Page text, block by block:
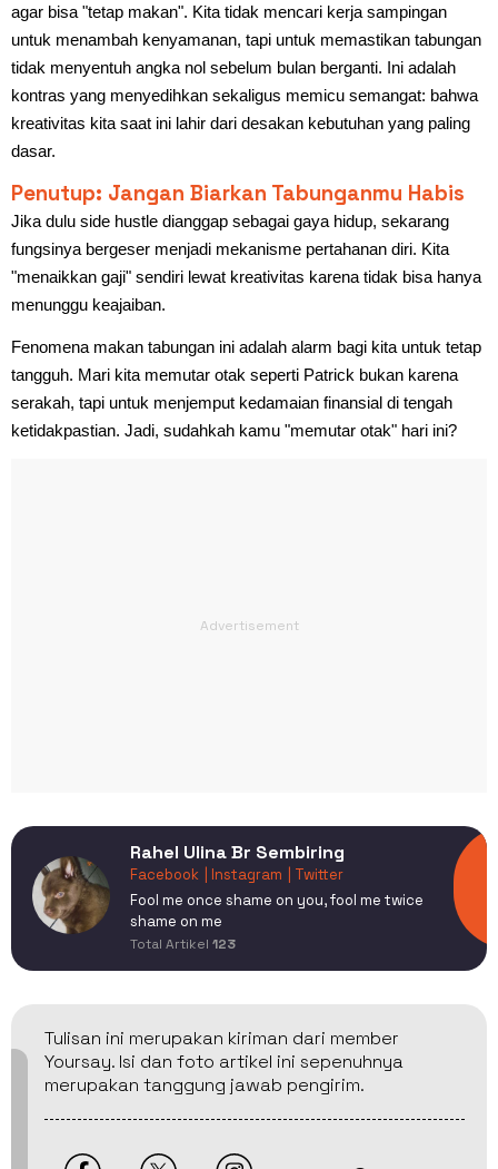
agar bisa "tetap makan". Kita tidak mencari kerja sampingan
untuk menambah kenyamanan, tapi untuk memastikan tabungan
tidak menyentuh angka nol sebelum bulan berganti. Ini adalah
kontras yang menyedihkan sekaligus memicu semangat: bahwa
kreativitas kita saat ini lahir dari desakan kebutuhan yang paling
dasar.
Penutup: Jangan Biarkan Tabunganmu Habis
Jika dulu side hustle dianggap sebagai gaya hidup, sekarang
fungsinya bergeser menjadi mekanisme pertahanan diri. Kita
"menaikkan gaji" sendiri lewat kreativitas karena tidak bisa hanya
menunggu keajaiban.
Fenomena makan tabungan ini adalah alarm bagi kita untuk tetap
tangguh. Mari kita memutar otak seperti Patrick bukan karena
serakah, tapi untuk menjemput kedamaian finansial di tengah
ketidakpastian. Jadi, sudahkah kamu "memutar otak" hari ini?
Rahel Ulina Br Sembiring
Facebook | Instagram
| Twitter
Fool me once shame on you, fool me twice
shame on me
Total Artikel 123
Tulisan ini merupakan kiriman dari member
Yoursay. Isi dan foto artikel ini sepenuhnya
merupakan tanggung jawab pengirim.